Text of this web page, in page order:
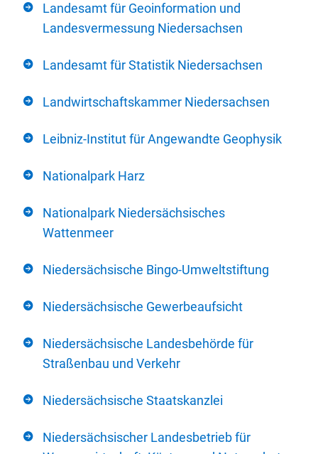
Landesamt für Geoinformation und
Landesvermessung Niedersachsen
Landesamt für Statistik Niedersachsen
Landwirtschaftskammer Niedersachsen
Leibniz-Institut für Angewandte Geophysik
Nationalpark Harz
Nationalpark Niedersächsisches
Wattenmeer
Niedersächsische Bingo-Umweltstiftung
Niedersächsische Gewerbeaufsicht
Niedersächsische Landesbehörde für
Straßenbau und Verkehr
Niedersächsische Staatskanzlei
Niedersächsischer Landesbetrieb für